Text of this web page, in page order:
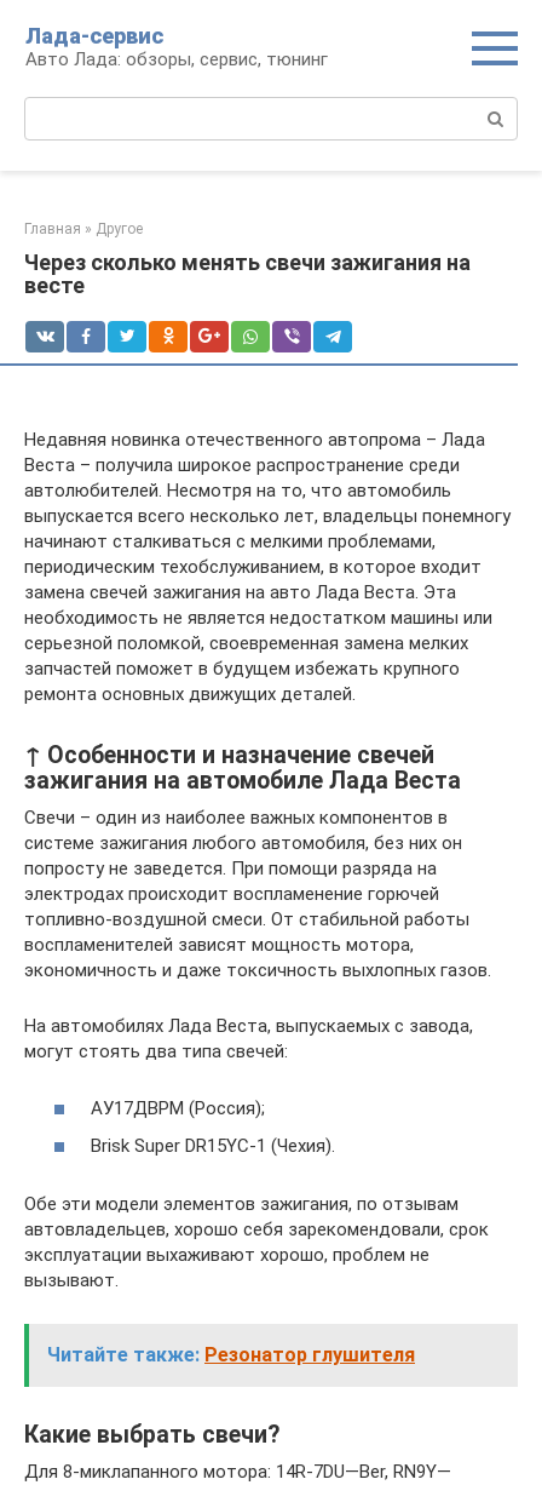
контенту
Лада-сервис
Авто Лада: обзоры, сервис, тюнинг
Главная » Другое
Через сколько менять свечи зажигания на
весте
Недавняя новинка отечественного автопрома – Лада
Веста – получила широкое распространение среди
автолюбителей. Несмотря на то, что автомобиль
выпускается всего несколько лет, владельцы понемногу
начинают сталкиваться с мелкими проблемами,
периодическим техобслуживанием, в которое входит
замена свечей зажигания на авто Лада Веста. Эта
необходимость не является недостатком машины или
серьезной поломкой, своевременная замена мелких
запчастей поможет в будущем избежать крупного
ремонта основных движущих деталей.
↑ Особенности и назначение свечей
зажигания на автомобиле Лада Веста
Свечи – один из наиболее важных компонентов в
системе зажигания любого автомобиля, без них он
попросту не заведется. При помощи разряда на
электродах происходит воспламенение горючей
топливно-воздушной смеси. От стабильной работы
воспламенителей зависят мощность мотора,
экономичность и даже токсичность выхлопных газов.
На автомобилях Лада Веста, выпускаемых с завода,
могут стоять два типа свечей:
АУ17ДВРМ (Россия);
Brisk Super DR15YC-1 (Чехия).
Обе эти модели элементов зажигания, по отзывам
автовладельцев, хорошо себя зарекомендовали, срок
эксплуатации выхаживают хорошо, проблем не
вызывают.
Читайте также: Резонатор глушителя
Какие выбрать свечи?
Для 8-миклапанного мотора: 14R-7DU—Ber, RN9Y—